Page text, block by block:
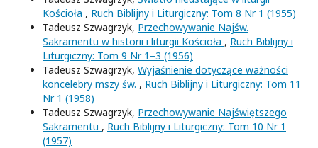
Kościoła , Ruch Biblijny i Liturgiczny: Tom 8 Nr 1 (1955)
Tadeusz Szwagrzyk, Przechowywanie Najśw.
Sakramentu w historii i liturgii Kościoła , Ruch Biblijny i
Liturgiczny: Tom 9 Nr 1–3 (1956)
Tadeusz Szwagrzyk, Wyjaśnienie dotyczące ważności
koncelebry mszy św. , Ruch Biblijny i Liturgiczny: Tom 11
Nr 1 (1958)
Tadeusz Szwagrzyk, Przechowywanie Najświętszego
Sakramentu , Ruch Biblijny i Liturgiczny: Tom 10 Nr 1
(1957)